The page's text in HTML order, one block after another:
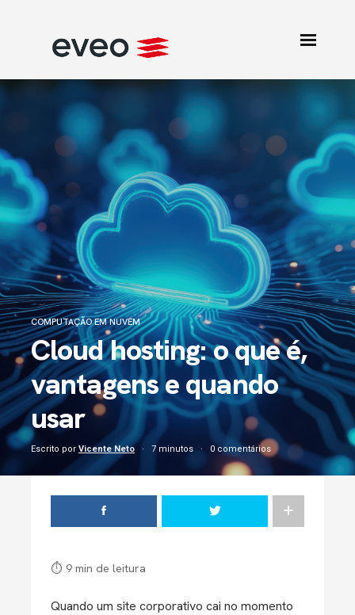
COMPUTAÇÃO EM NUVEM
Cloud hosting: o que é,
vantagens e quando
usar
Escrito por Vicente Neto 7 minutos 0 comentários
⏱ 9 min de leitura
Quando um site corporativo cai no momento